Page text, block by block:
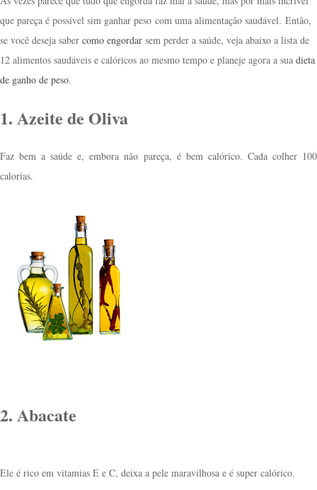
que pareça é possível sim ganhar peso com uma alimentação saudável. Então,
se você deseja saber como engordar sem perder a saúde, veja abaixo a lista de
12 alimentos saudáveis e calóricos ao mesmo tempo e planeje agora a sua dieta
de ganho de peso.
1. Azeite de Oliva
Faz bem a saúde e, embora não pareça, é bem calórico. Cada colher 100
calorias.
2. Abacate
Ele é rico em vitamias E e C, deixa a pele maravilhosa e é super calórico.